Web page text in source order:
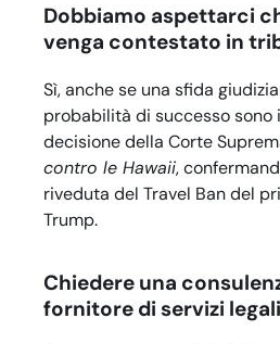
Dobbiamo aspettarci
venga contestato in
Sì, anche se una sfida
probabilità di successo sono
decisione della Corte
contro le Hawaii,
riveduta del Travel Ban del
Trump.
Chiedere una
fornitore di servizi